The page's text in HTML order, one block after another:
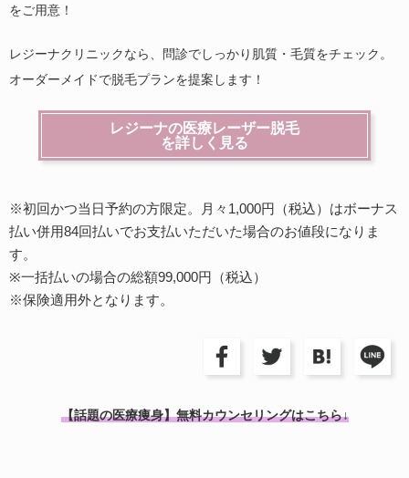
をご用意！
レジーナクリニックなら、問診でしっかり肌質・毛質をチェック。
オーダーメイドで脱毛プランを提案します！
レジーナの医療レーザー脱毛
を詳しく見る
※初回かつ当日予約の方限定。月々1,000円（税込）はボーナス
払い併用84回払いでお支払いただいた場合のお値段になりま
す。
※一括払いの場合の総額99,000円（税込）
※保険適用外となります。
【話題の医療痩身】無料カウンセリングはこちら↓